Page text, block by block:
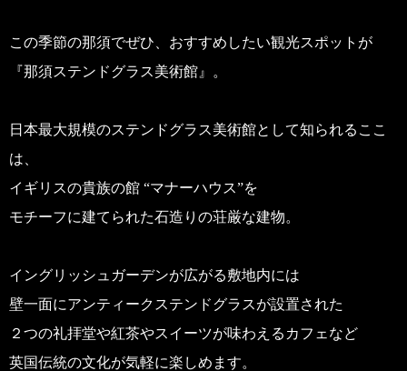
この季節の那須でぜひ、おすすめしたい観光スポットが
『那須ステンドグラス美術館』。
日本最大規模のステンドグラス美術館として知られるここ
は、
イギリスの貴族の館 “マナーハウス”を
モチーフに建てられた石造りの荘厳な建物。
イングリッシュガーデンが広がる敷地内には
壁一面にアンティークステンドグラスが設置された
２つの礼拝堂や紅茶やスイーツが味わえるカフェなど
英国伝統の文化が気軽に楽しめます。